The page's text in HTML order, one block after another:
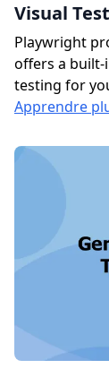
Visual
Playwright
offers a
testing for
Apprendre